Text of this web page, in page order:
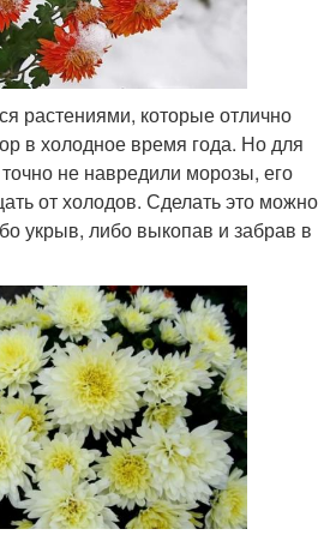
растениями, которые отлично
в холодное время года. Но для
не навредили морозы, его
от холодов. Сделать это можно
укрыв, либо выкопав и забрав в